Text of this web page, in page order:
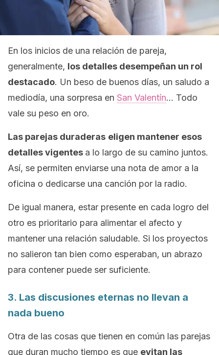
En los inicios de una relación de pareja,
generalmente, los detalles desempeñan un rol
destacado. Un beso de buenos días, un saludo a
mediodía, una sorpresa en San Valentín… Todo
vale su peso en oro.
Las parejas duraderas eligen mantener esos
detalles vigentes a lo largo de su camino juntos.
Así, se permiten enviarse una nota de amor a la
oficina o dedicarse una canción por la radio.
De igual manera, estar presente en cada logro del
otro es prioritario para alimentar el afecto y
mantener una relación saludable. Si los proyectos
no salieron tan bien como esperaban, un abrazo
para contener puede ser suficiente.
3. Las discusiones eternas no llevan a
nada bueno
Otra de las cosas que tienen en común las parejas
que duran mucho tiempo es que evitan las